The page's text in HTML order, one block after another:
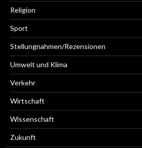
Religion
Sport
Stellungnahmen/Rezensionen
Umwelt und Klima
Verkehr
Wirtschaft
Wissenschaft
Zukunft